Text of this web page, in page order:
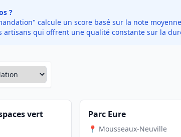
?
calcule un score basé sur la note
artisans qui offrent une qualité constante sur la
vert Parc Eure
📍 Mousseaux-Neuville